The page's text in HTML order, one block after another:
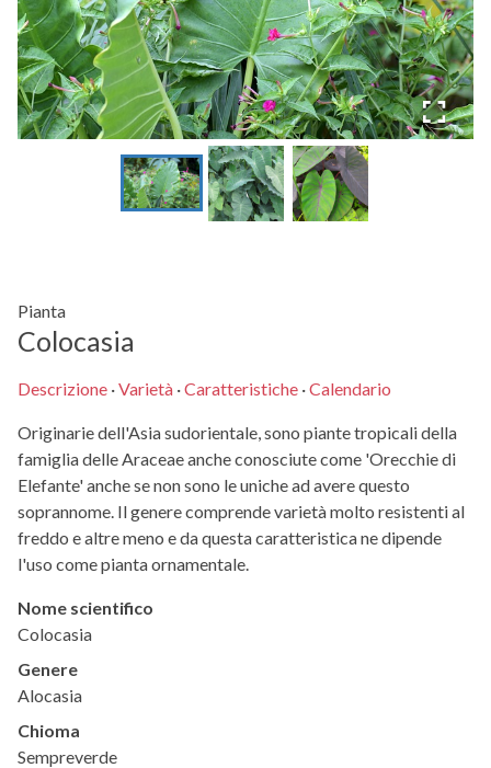
Pianta
Colocasia
Descrizione ·Varietà ·Caratteristiche ·Calendario
Originarie dell'Asia sudorientale, sono piante tropicali della
famiglia delle Araceae anche conosciute come 'Orecchie di
Elefante' anche se non sono le uniche ad avere questo
soprannome. Il genere comprende varietà molto resistenti al
freddo e altre meno e da questa caratteristica ne dipende
l'uso come pianta ornamentale.
Nome scientifico
Colocasia
Genere
Alocasia
Chioma
Sempreverde